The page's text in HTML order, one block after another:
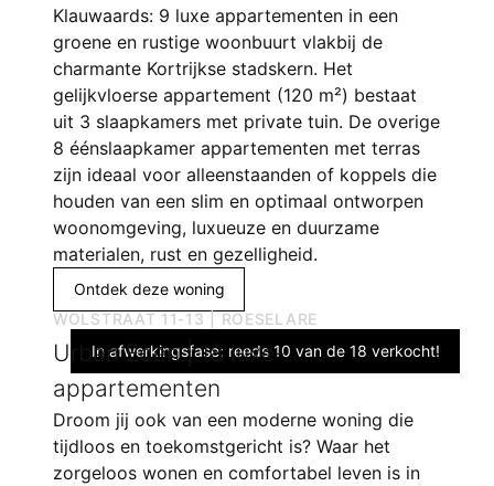
Klauwaards: 9 luxe appartementen in een
groene en rustige woonbuurt vlakbij de
charmante Kortrijkse stadskern. Het
gelijkvloerse appartement (120 m²) bestaat
uit 3 slaapkamers met private tuin. De overige
8 éénslaapkamer appartementen met terras
zijn ideaal voor alleenstaanden of koppels die
houden van een slim en optimaal ontworpen
woonomgeving, luxueuze en duurzame
materialen, rust en gezelligheid.
Ontdek deze woning
In afwerkingsfase: reeds 10 van de 18 verkocht!
WOLSTRAAT 11-13 | ROESELARE
Urban Eden | 18 luxe-
appartementen
Droom jij ook van een moderne woning die
tijdloos en toekomstgericht is? Waar het
zorgeloos wonen en comfortabel leven is in